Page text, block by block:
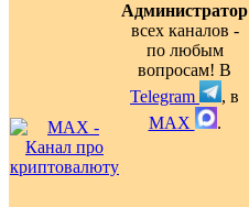
Администратор
всех каналов -
по любым
вопросам! В
Telegram
, в
MAX
.